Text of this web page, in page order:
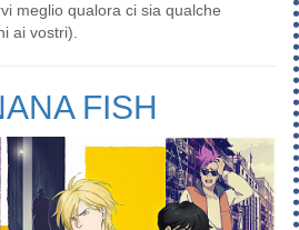
meglio qualora ci sia qualche
ai vostri).
FISH